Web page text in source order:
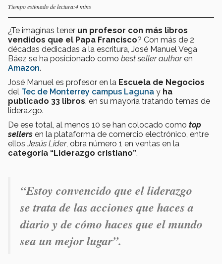
Tiempo estimado de lectura:4 mins
¿Te imaginas tener un profesor con más libros
vendidos que el Papa Francisco? Con más de 2
décadas dedicadas a la escritura, José Manuel Vega
Báez se ha posicionado como best seller authoren
Amazon.
José Manuel es profesor en la Escuela de Negocios
del Tec de Monterrey campus Laguna y ha
publicado 33 libros , en su mayoría tratando temas de
liderazgo.
De ese total, al menos 10 se han colocado como top
sellers en la plataforma de comercio electrónico, entre
ellosJesús Líder, obra número 1 en ventas en la
categoría “Liderazgo cristiano”.
“Estoy convencido que el liderazgo
se trata de las acciones que haces a
diario y de cómo haces que el mundo
sea un mejor lugar”.